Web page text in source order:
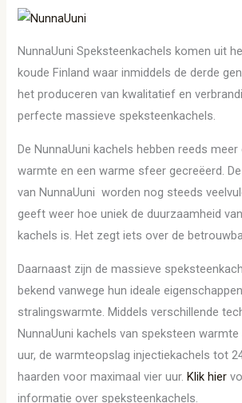
NunnaUuni Speksteenkachels komen uit
koude Finland waar inmiddels de derde
het produceren van kwalitatief en
perfecte massieve speksteenkachels.
De NunnaUuni kachels hebben reeds meer
warmte en een warme sfeer gecreëerd.
van NunnaUuni worden nog steeds
geeft weer hoe uniek de duurzaamheid
kachels is. Het zegt iets over de
Daarnaast zijn de massieve
bekend vanwege hun ideale
stralingswarmte. Middels verschillende
NunnaUuni kachels van speksteen
uur, de warmteopslag injectiekachels tot
haarden voor maximaal vier uur.Klik hier
informatie over speksteenkachels.